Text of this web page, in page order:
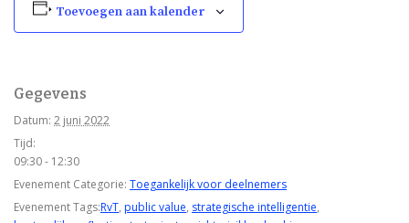
Toevoegen aan kalender
Gegevens
Datum: 2 juni 2022
Tijd:
09:30 - 12:30
Evenement Categorie: Toegankelijk voor deelnemers
Evenement Tags:RvT, public value, strategische intelligentie,